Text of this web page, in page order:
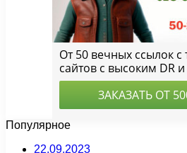
Популярное
22.09.2023